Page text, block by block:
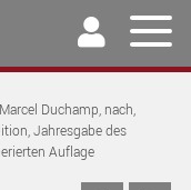
Duchamp, nach,
Jahresgabe des
Auflage